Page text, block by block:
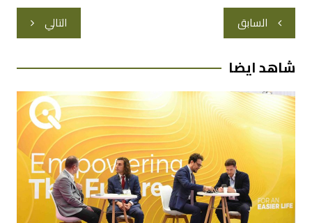
تصفّح
المقالات
السابق التالي
شاهد ايضا